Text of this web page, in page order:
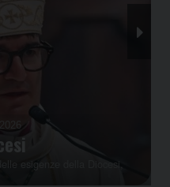
esigenze della Diocesi,
Nex
t